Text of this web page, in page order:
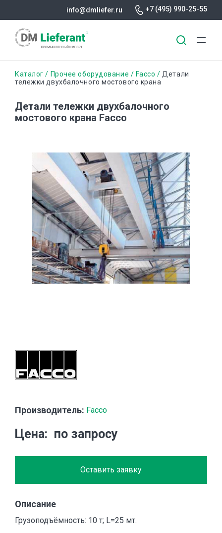
содержанию
info@dmliefer.ru +7 (495) 990-25-55
Строка
Каталог Прочее оборудование Facco
Детали
тележки двухбалочного мостового крана
Детали тележки двухбалочного
мостового крана Facco
Производитель: Facco
Цена по запросу
Оставить заявку
Описание
Грузоподъёмность: 10 т; L=25 мт.